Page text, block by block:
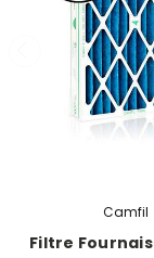
Camfil
Filtre